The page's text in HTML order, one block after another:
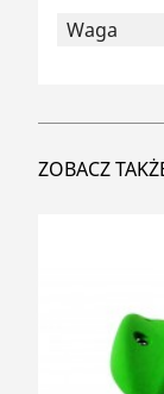
Waga
ZOBACZ